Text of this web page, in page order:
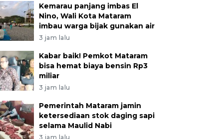
Kemarau panjang imbas El
Nino, Wali Kota Mataram
imbau warga bijak gunakan air
3 jam lalu
Kabar baik! Pemkot Mataram
bisa hemat biaya bensin Rp3
miliar
3 jam lalu
Pemerintah Mataram jamin
ketersediaan stok daging sapi
selama Maulid Nabi
3 jam lalu